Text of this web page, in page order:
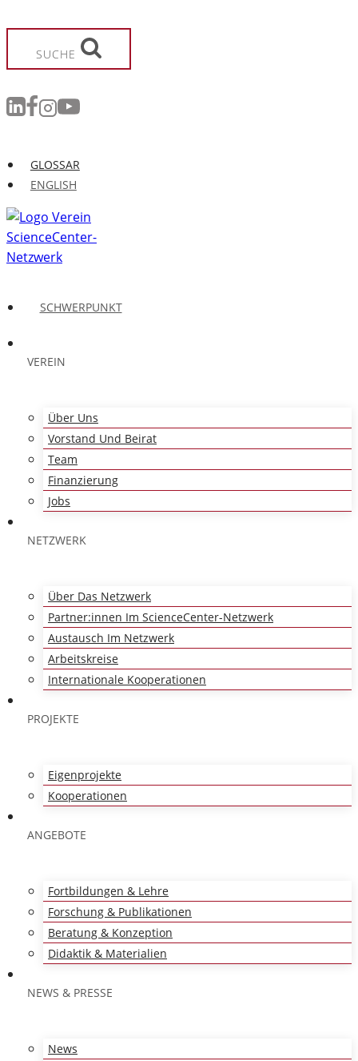
Inhalt
springen
SUCHE
GLOSSAR
ENGLISH
SCHWERPUNKT
VEREIN
Über Uns
Vorstand Und Beirat
Team
Finanzierung
Jobs
NETZWERK
Über Das Netzwerk
Partner:innen Im ScienceCenter-Netzwerk
Austausch Im Netzwerk
Arbeitskreise
Internationale Kooperationen
PROJEKTE
Eigenprojekte
Kooperationen
ANGEBOTE
Fortbildungen & Lehre
Forschung & Publikationen
Beratung & Konzeption
Didaktik & Materialien
NEWS & PRESSE
News